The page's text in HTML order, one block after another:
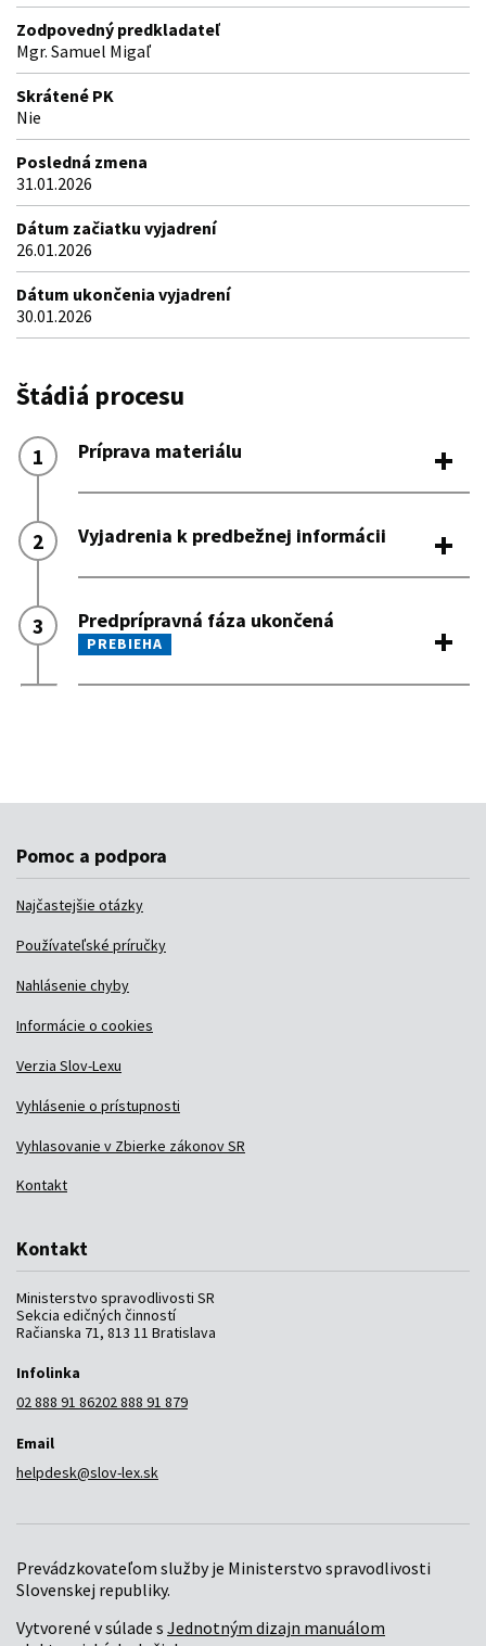
Pomoc a podpora
Najčastejšie otázky
Používateľské príručky
Nahlásenie chyby
Informácie o cookies
Verzia Slov-Lexu
Vyhlásenie o prístupnosti
Vyhlasovanie v Zbierke zákonov SR
Kontakt
Kontakt
Ministerstvo spravodlivosti SR
Sekcia edičných činností
Račianska 71, 813 11 Bratislava
Infolinka
02 888 91 86202 888 91 879
Email
helpdesk@slov-lex.sk
Prevádzkovateľom služby je Ministerstvo spravodlivosti
Slovenskej republiky.
Vytvorené v súlade s Jednotným dizajn manuálom